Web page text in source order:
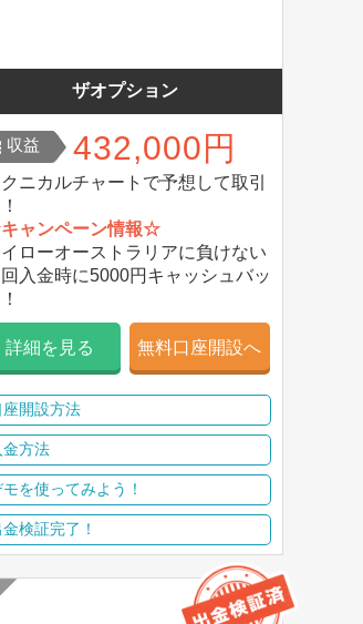
ザオプション
収益 432,000円
ニカルチャートで予想して取引
ャンペーン情報☆
ローオーストラリアに負けない
入金時に5000円キャッシュバッ
詳細を見る 無料口座開設へ
座開設方法
金方法
を使ってみよう！
検証完了！